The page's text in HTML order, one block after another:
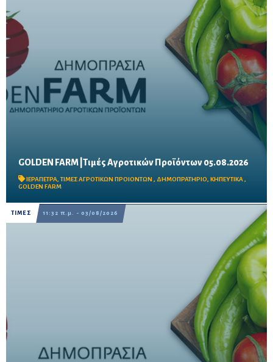
GOLDEN FARM |Τιμές Αγροτικών Προϊόντων 05.08.2026
ΙΕΡΑΠΕΤΡΑ,ΤΙΜΕΣ ΑΓΡΟΤΙΚΩΝ ΠΡΟΙΟΝΤΩΝ , ΔΗΜΟΠΡΑΤΗΡΙΟ, ΚΗΠΕΥΤΙΚΑ ,
GOLDEN FARM
ΤΙΜΕΣ 11:32 π.μ. - 03/08/2026